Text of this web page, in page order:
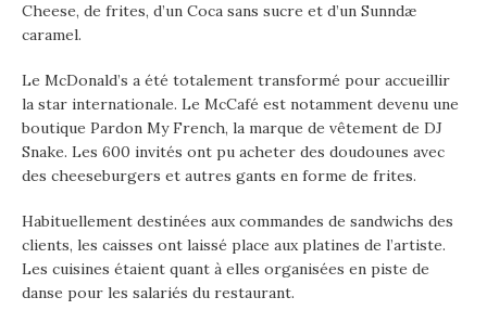
Cheese, de frites, d’un Coca sans sucre et d’un Sunndæ
caramel.
Le McDonald’s a été totalement transformé pour accueillir
la star internationale. Le McCafé est notamment devenu une
boutique Pardon My French, la marque de vêtement de DJ
Snake. Les 600 invités ont pu acheter des doudounes avec
des cheeseburgers et autres gants en forme de frites.
Habituellement destinées aux commandes de sandwichs des
clients, les caisses ont laissé place aux platines de l’artiste.
Les cuisines étaient quant à elles organisées en piste de
danse pour les salariés du restaurant.